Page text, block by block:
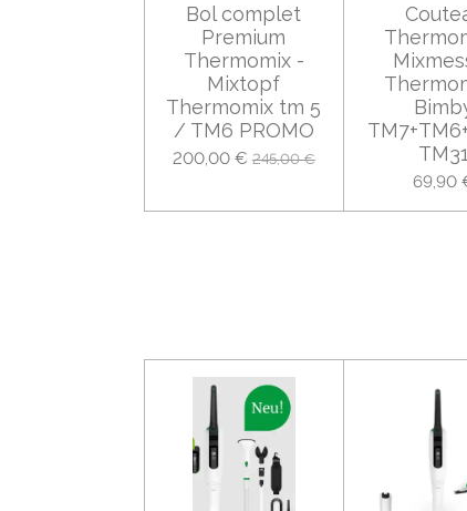
Bol complet
Premium
Thermomix -
Mixtopf
Thermomix tm 5
/ TM6 PROMO
200,00 € 245,00 €
TM31
69,90